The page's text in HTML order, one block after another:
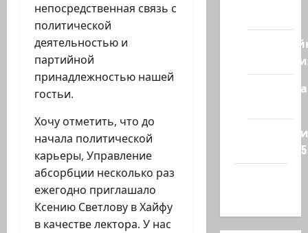
непосредственная связь с
политической
деятельностью и
партийной
принадлежностью нашей
гостьи.
Хочу отметить, что до
начала политической
карьеры, Управление
абсорбции несколько раз
ежегодно приглашало
Ксению Светлову в Хайфу
в качестве лектора. У нас
Полемика
сайта 2025